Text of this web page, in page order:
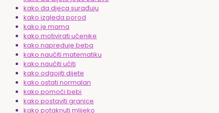
kako da djeca surađuju
kako izgleda porod
kako je mama
kako motivirati učenike
kako napreduje beba
kako naučiti matematiku
kako naučiti učiti
kako odgojiti dijete
kako ostati normalan
kako pomoći bebi
kako postaviti granice
kako potaknuti mlijeko